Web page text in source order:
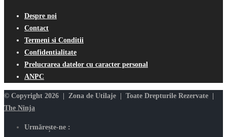
Despre noi
Contact
Termeni si Conditii
Confidentialitate
Prelucrarea datelor cu caracter personal
ANPC
© Copyright 2026 | Zona de Utilaje | Toate Drepturile Rezervate |
The Ninja
Urmărește-ne :